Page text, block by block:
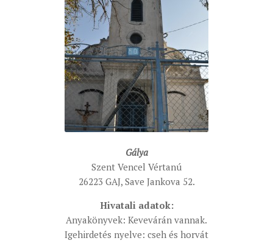
Gálya
Szent Vencel Vértanú
26223 GAJ, Save Jankova 52.
Hivatali adatok:
Anyakönyvek: Kevevárán vannak.
Igehirdetés nyelve: cseh és horvát